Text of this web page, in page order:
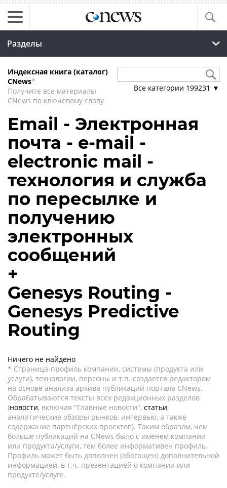
Разделы
Индексная книга (каталог)
CNews*
Получите все материалы
CNews по ключевому слову
Все категории 199231 ▼
Email - Электронная
почта - e-mail -
electronic mail -
технология и служба
по пересылке и
получению
электронных
сообщений
+
Genesys Routing -
Genesys Predictive
Routing
Ничего не найдено
* Страница-профиль компании, системы (продукта или
услуги), технологии, персоны и т.п. создается редактором
на основе анализа архива публикаций портала CNews.
Обрабатываются тексты всех редакционных разделов
(новости, включая "Главные новости", статьи,
аналитические обзоры рынков, интервью, а также
содержание партнёрских проектов). Таким образом, чем
больше публикаций на CNews было с именем компании
или продукта/услуги, тем более информативен профиль.
Профиль может быть дополнен (обогащен) дополнительной
информацией, в т.ч. презентацией о компании или
продукте/услуге.